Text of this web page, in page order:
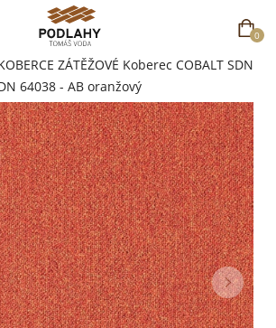
0
ZÁTĚŽOVÉ Koberec COBALT SDN
64038 - AB oranžový